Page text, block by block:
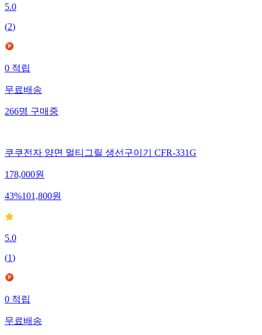
5.0
(2)
0적립
무료배송
266명구매중
쿠쿠전자 양면 멀티그릴 생선구이기 CFR-331G
178,000원
43%101,800원
5.0
(1)
0적립
무료배송